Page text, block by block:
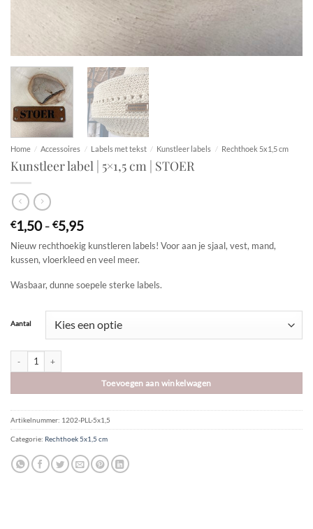
Home / Accessoires / Labels met tekst / Kunstleer labels / Rechthoek 5x1,5 cm
Kunstleer label | 5×1,5 cm | STOER
€1,50 - €5,95Prijsklasse:
tot
€5,95
Nieuw rechthoekig kunstleren labels! Voor aan je sjaal, vest, mand,
kussen, vloerkleed en veel meer.
Wasbaar, dunne soepele sterke labels.
Aantal
Kunstleer label | 5x1,5 cm | STOER aantal
Toevoegen aan winkelwagen
Artikelnummer: 1202-PLL-5x1,5
Categorie: Rechthoek 5x1,5 cm